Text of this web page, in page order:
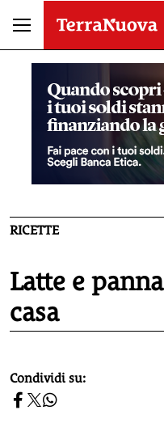
RICETTE
Latte e
casa
homepage h2
Condividi su: